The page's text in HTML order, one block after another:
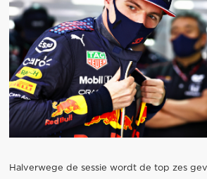
Halverwege de sessie wordt de top zes